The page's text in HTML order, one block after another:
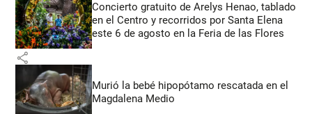
Concierto gratuito de Arelys Henao, tablado
en el Centro y recorridos por Santa Elena
este 6 de agosto en la Feria de las Flores
share
Murió la bebé hipopótamo rescatada en el
Magdalena Medio